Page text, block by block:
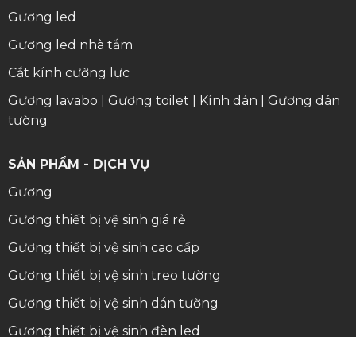
Gương led
Gương led nhà tắm
Cắt kính cường lực
Gương lavabo
Gương toilet Kính dán
Gương dán
tường
SẢN PHẨM - DỊCH VỤ
Gương
Gương thiết bị vệ sinh giá rẻ
Gương thiết bị vệ sinh cao cấp
Gương thiết bị vệ sinh treo tường
Gương thiết bị vệ sinh dán tường
Gương thiết bị vệ sinh đèn led